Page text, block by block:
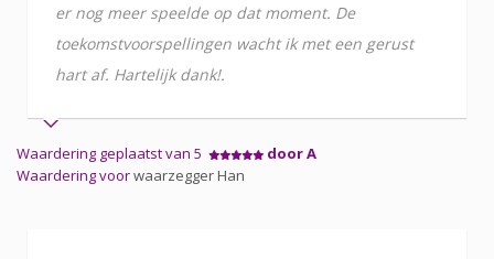
er nog meer speelde op dat moment. De
toekomstvoorspellingen wacht ik met een gerust
hart af. Hartelijk dank!.
Waardering geplaatst van 5
door A
Waardering voorwaarzegger Han